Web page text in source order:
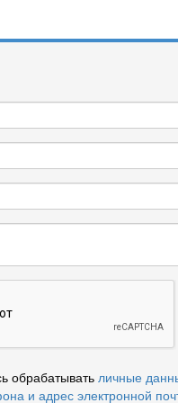
обрабатывать личные
и адрес электронной